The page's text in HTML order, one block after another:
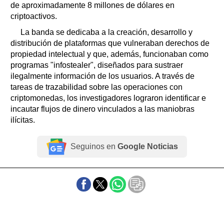
de aproximadamente 8 millones de dólares en
criptoactivos.
La banda se dedicaba a la creación, desarrollo y
distribución de plataformas que vulneraban derechos de
propiedad intelectual y que, además, funcionaban como
programas "infostealer", diseñados para sustraer
ilegalmente información de los usuarios. A través de
tareas de trazabilidad sobre las operaciones con
criptomonedas, los investigadores lograron identificar e
incautar flujos de dinero vinculados a las maniobras
ilícitas.
Seguinos en Google Noticias